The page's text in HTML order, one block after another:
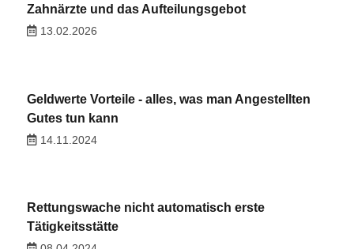
Zahnärzte und das Aufteilungsgebot
13.02.2026
Geldwerte Vorteile - alles, was man Angestellten
Gutes tun kann
14.11.2024
Rettungswache nicht automatisch erste
Tätigkeitsstätte